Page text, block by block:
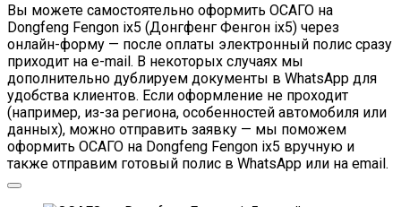
Вы можете самостоятельно оформить ОСАГО на
Dongfeng Fengon ix5 (Донгфенг Фенгон ix5) через
онлайн-форму — после оплаты электронный полис сразу
приходит на e-mail. В некоторых случаях мы
дополнительно дублируем документы в WhatsApp для
удобства клиентов. Если оформление не проходит
(например, из-за региона, особенностей автомобиля или
данных), можно отправить заявку — мы поможем
оформить ОСАГО на Dongfeng Fengon ix5 вручную и
также отправим готовый полис в WhatsApp или на email.